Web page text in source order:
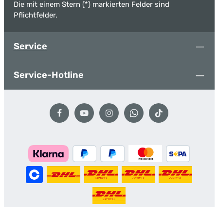
Die mit einem Stern (*) markierten Felder sind
Pflichtfelder.
Service
Service-Hotline